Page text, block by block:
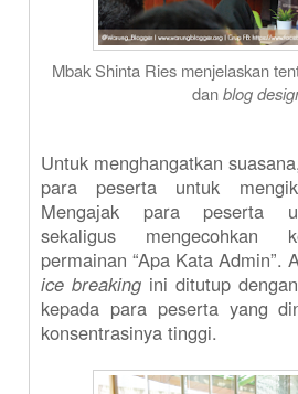
Mbak Shinta Ries menjelaskan
danblog
Untuk menghangatkan
para peserta untuk
Mengajak para peserta
sekaligus mengecohkan
permainan “Apa Kata Admin”.
ice breaking ini ditutup
kepada para peserta yang
konsentrasinya tinggi.